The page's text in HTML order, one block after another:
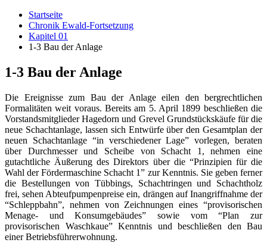
Startseite
Chronik Ewald-Fortsetzung
Kapitel 01
1-3 Bau der Anlage
1-3 Bau der Anlage
Die Ereignisse zum Bau der Anlage eilen den bergrechtlichen
Formalitäten weit voraus. Bereits am 5. April 1899 beschließen die
Vorstandsmitglieder Hagedorn und Grevel Grundstückskäufe für die
neue Schachtanlage, lassen sich Entwürfe über den Gesamtplan der
neuen Schachtanlage “in verschiedener Lage” vorlegen, beraten
über Durchmesser und Scheibe von Schacht 1, nehmen eine
gutachtliche Äußerung des Direktors über die “Prinzipien für die
Wahl der Fördermaschine Schacht 1” zur Kenntnis. Sie geben ferner
die Bestellungen von Tübbings, Schachtringen und Schachtholz
frei, sehen Abteufpumpenpreise ein, drängen auf Inangriffnahme der
“Schleppbahn”, nehmen von Zeichnungen eines “provisorischen
Menage- und Konsumgebäudes” sowie vom “Plan zur
provisorischen Waschkaue” Kenntnis und beschließen den Bau
einer Betriebsführerwohnung.